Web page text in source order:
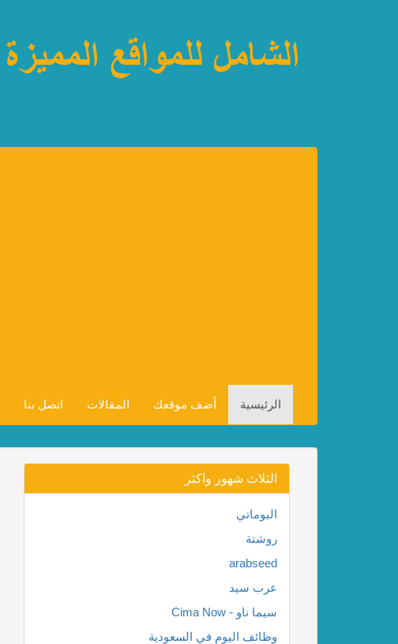
الرئيسية أضف موقعك المقالات اتصل بنا
الثلاث شهور واكثر
البوماتي
روشتة
arabseed
عرب سيد
سيما ناو - Cima Now
وظائف اليوم في السعودية